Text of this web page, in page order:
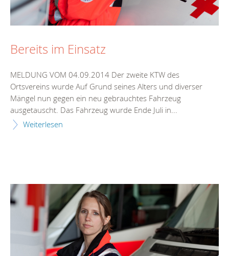
Bereits im Einsatz
MELDUNG VOM 04.09.2014 Der zweite KTW des
Ortsvereins wurde Auf Grund seines Alters und diverser
Mängel nun gegen ein neu gebrauchtes Fahrzeug
ausgetauscht. Das Fahrzeug wurde Ende Juli in...
Weiterlesen